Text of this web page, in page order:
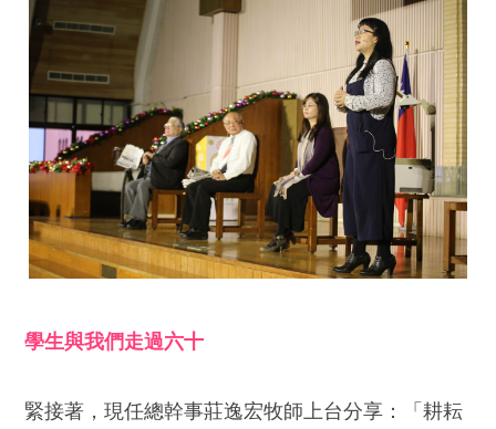
學生與我們走過六十
緊接著，現任總幹事莊逸宏牧師上台分享：「耕耘